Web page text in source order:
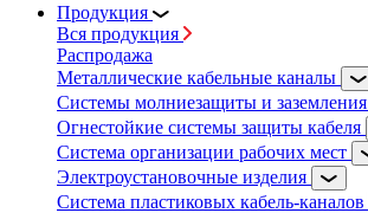
Продукция
Вся продукция
Распродажа
Металлические кабельные каналы
Системы молниезащиты и заземления
Огнестойкие системы защиты кабеля
Система организации рабочих мест
Электроустановочные изделия
Система пластиковых кабель-каналов